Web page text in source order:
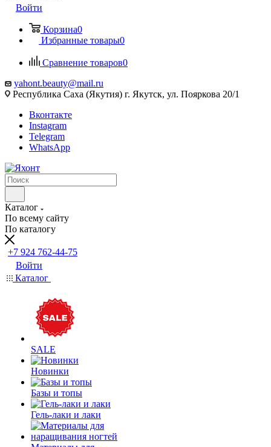
Войти
Корзина0
Избранные товары0
Сравнение товаров0
yahont.beauty@mail.ru
Республика Саха (Якутия) г. Якутск, ул. Пояркова 20/1
Вконтакте
Instagram
Telegram
WhatsApp
Каталог
По всему сайту
По каталогу
+7 924 762-44-75
Войти
Каталог
SALE
Новинки
Базы и топы
Гель-лаки и лаки